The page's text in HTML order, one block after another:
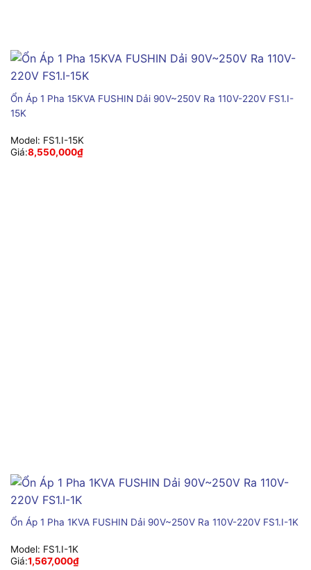
Ổn Áp 1 Pha 15KVA FUSHIN Dải 90V~250V Ra 110V-220V FS1.I-
15K
Model: FS1.I-15K
Giá:8,550,000₫
Ổn Áp 1 Pha 1KVA FUSHIN Dải 90V~250V Ra 110V-220V FS1.I-1K
Model: FS1.I-1K
Giá:1,567,000₫